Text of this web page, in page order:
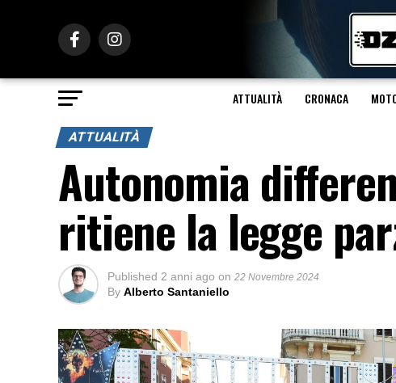
ATTUALITÀ CRONACA
ATTUALITÀ
Autonomia
ritiene la legge
Published 2 anni ago on 22 Novembre 2024
By Alberto Santaniello